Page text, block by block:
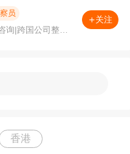
，大部分卖家的香港公
欧美本土平台，日常会
海外广告费、集团关联
行流水一一对应，任何
跨境卖家香港报税的核
格，而是账务和实际业
员
询|跨国公司整合
立公司和税务需
关注
香港